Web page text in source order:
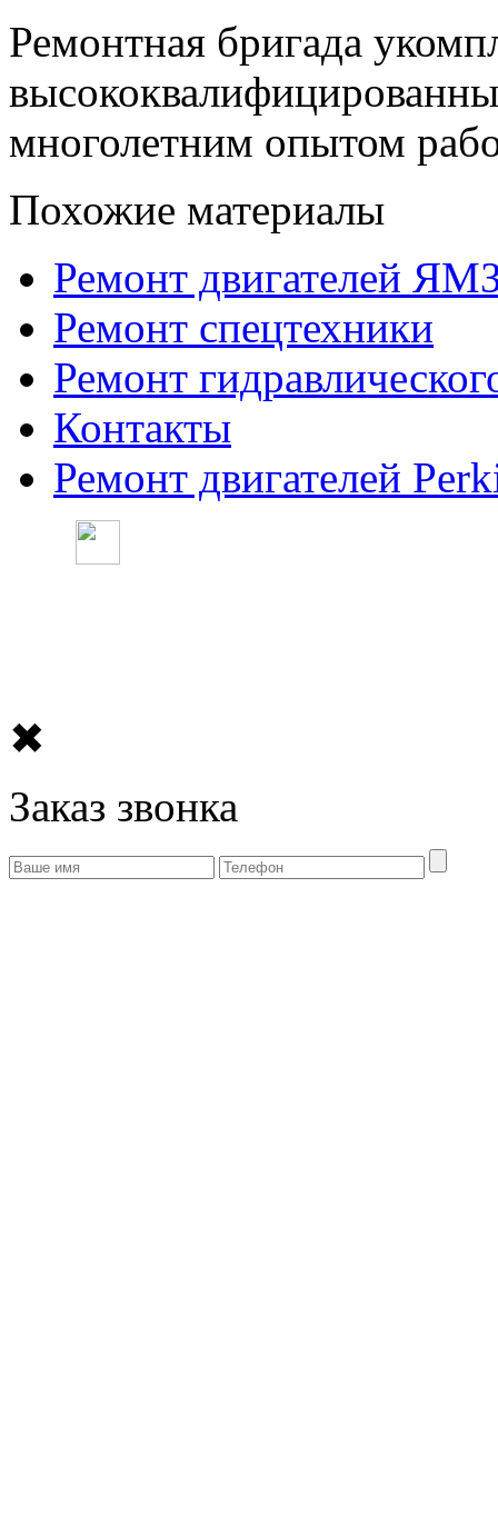
Ремонтная бригада
многолетним опытом
Похожие материалы
Ремонт двигателей
Ремонт спецтехники
Ремонт
Контакты
Ремонт двигателей
✖
Заказ звонка